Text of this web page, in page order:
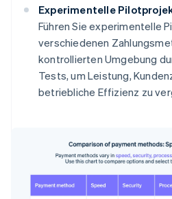
Experimentelle
Führen Sie experimentelle
verschiedenen
kontrollierten Umgebung
Tests, um Leistung,
betriebliche Effizienz zu